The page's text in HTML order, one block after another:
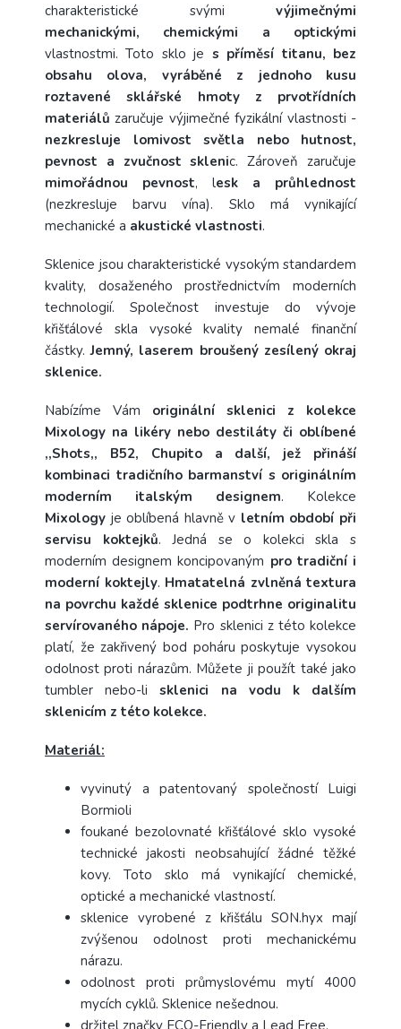
charakteristické svými výjimečnými
mechanickými, chemickými a optickými
vlastnostmi. Toto sklo je s příměsí titanu, bez
obsahu olova, vyráběné z jednoho kusu
roztavené sklářské hmoty z prvotřídních
materiálů zaručuje výjimečné fyzikální vlastnosti -
nezkresluje lomivost světla nebo hutnost,
pevnost a zvučnost sklenic. Zároveň zaručuje
mimořádnou pevnost, lesk a průhlednost
(nezkresluje barvu vína). Sklo má vynikající
mechanické a akustické vlastnosti.
Sklenice jsou charakteristické vysokým standardem
kvality, dosaženého prostřednictvím moderních
technologií. Společnost investuje do vývoje
křišťálové skla vysoké kvality nemalé finanční
částky.Jemný, laserem broušený zesílený okraj
sklenice.
Nabízíme Vám originální sklenici z kolekce
Mixology na likéry nebo destiláty či oblíbené
,,Shots,, B52, Chupito a další, jež přináší
kombinaci tradičního barmanství s originálním
moderním italským designem. Kolekce
Mixology je oblíbená hlavně v letním období při
servisu koktejků. Jedná se o kolekci skla s
moderním designem koncipovaným pro tradiční i
moderní koktejly. Hmatatelná zvlněná textura
na povrchu každé sklenice podtrhne originalitu
servírovaného nápoje. Pro sklenici z této kolekce
platí, že zakřivený bod poháru poskytuje vysokou
odolnost proti nárazům. Můžete ji použít také jako
tumbler nebo-li sklenici na vodu k dalším
sklenicím z této kolekce.
Materiál:
vyvinutý a patentovaný společností Luigi
Bormioli
foukané bezolovnaté křišťálové sklo vysoké
technické jakosti neobsahující žádné těžké
kovy. Toto sklo má vynikající chemické,
optické a mechanické vlastností.
sklenice vyrobené z křišťálu SON.hyx mají
zvýšenou odolnost proti mechanickému
nárazu.
odolnost proti průmyslovému mytí 4000
mycích cyklů. Sklenice nešednou.
držitel značky ECO-Friendly a Lead Free.